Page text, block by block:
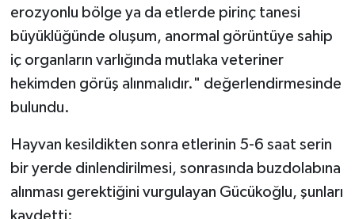
erozyonlu bölge ya da etlerde pirinç tanesi
büyüklüğünde oluşum, anormal görüntüye sahip
iç organların varlığında mutlaka veteriner
hekimden görüş alınmalıdır." değerlendirmesinde
bulundu.
Hayvan kesildikten sonra etlerinin 5-6 saat serin
bir yerde dinlendirilmesi, sonrasında buzdolabına
alınması gerektiğini vurgulayan Gücükoğlu, şunları
kaydetti:
Karabük Müftülüğü
Karaman Müftülüğü
Kars Müftülüğü
Kastamonu Müftülüğü
Kayseri Müftülüğü